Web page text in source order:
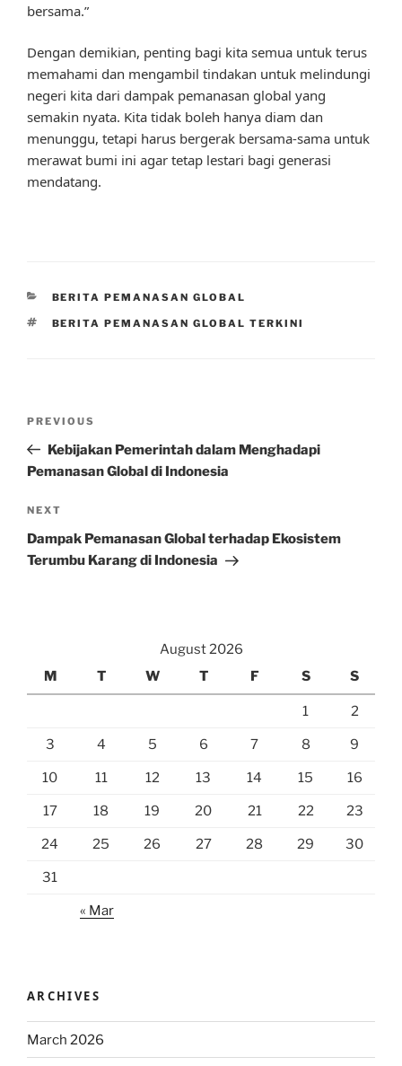
bersama.”
Dengan demikian, penting bagi kita semua untuk terus
memahami dan mengambil tindakan untuk melindungi
negeri kita dari dampak pemanasan global yang
semakin nyata. Kita tidak boleh hanya diam dan
menunggu, tetapi harus bergerak bersama-sama untuk
merawat bumi ini agar tetap lestari bagi generasi
mendatang.
CATEGORIES
BERITA PEMANASAN GLOBAL
TAGS
BERITA PEMANASAN GLOBAL TERKINI
Previous
Post
PREVIOUS
Kebijakan Pemerintah dalam Menghadapi
Pemanasan Global di Indonesia
Next
Post
NEXT
Dampak Pemanasan Global terhadap Ekosistem
Terumbu Karang di Indonesia
August 2026
M
T W T F S S
1 2
3 4 5 6 7 8 9
10 11 12 13 14 15 16
17 18 19 20 21 22 23
24 25 26 27 28 29 30
31
« Mar
ARCHIVES
March 2026